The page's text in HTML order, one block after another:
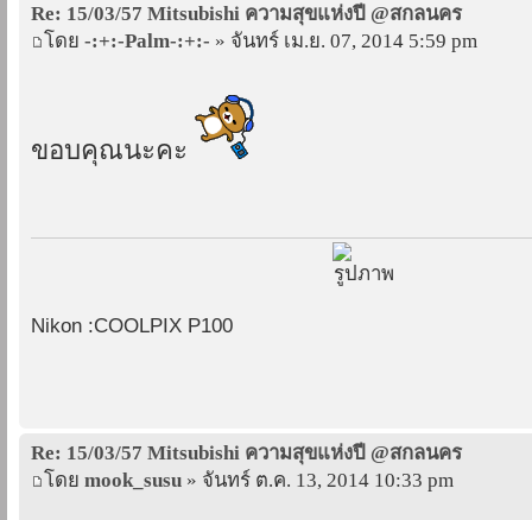
Re: 15/03/57 Mitsubishi ความสุขแห่งปี @สกลนคร
โดย -:+:-Palm-:+:- » จันทร์ เม.ย. 07, 2014 5:59 pm
ขอบคุณนะคะ
Nikon :COOLPIX P100
Re: 15/03/57 Mitsubishi ความสุขแห่งปี @สกลนคร
โดย mook_susu » จันทร์ ต.ค. 13, 2014 10:33 pm